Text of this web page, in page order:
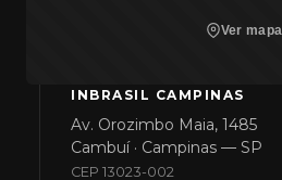
Ver mapa
INBRASIL CAMPINAS
Av. Orozimbo Maia, 1485
Cambuí · Campinas — SP
CEP 13023-002